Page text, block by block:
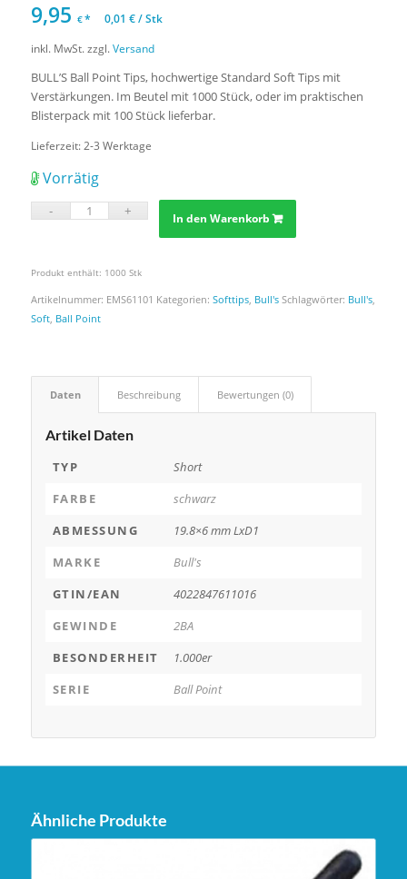
9,95 €* 0,01 €/Stk
inkl. MwSt. zzgl.Versand
BULL’S Ball Point Tips, hochwertige Standard Soft Tips mit
Verstärkungen. Im Beutel mit 1000 Stück, oder im praktischen
Blisterpack mit 100 Stück lieferbar.
Lieferzeit: 2-3 Werktage
Vorrätig
In den Warenkorb
Produkt enthält: 1000 Stk
Artikelnummer: EMS61101 Kategorien: Softtips, Bull's Schlagwörter: Bull's,
Soft, Ball Point
Daten Beschreibung Bewertungen (0)
Artikel Daten
TYP
Short
FARBE
schwarz
ABMESSUNG
19.8×6 mm LxD1
MARKE
Bull's
GTIN/EAN
4022847611016
GEWINDE
2BA
BESONDERHEIT
1.000er
SERIE
Ball Point
Ähnliche Produkte